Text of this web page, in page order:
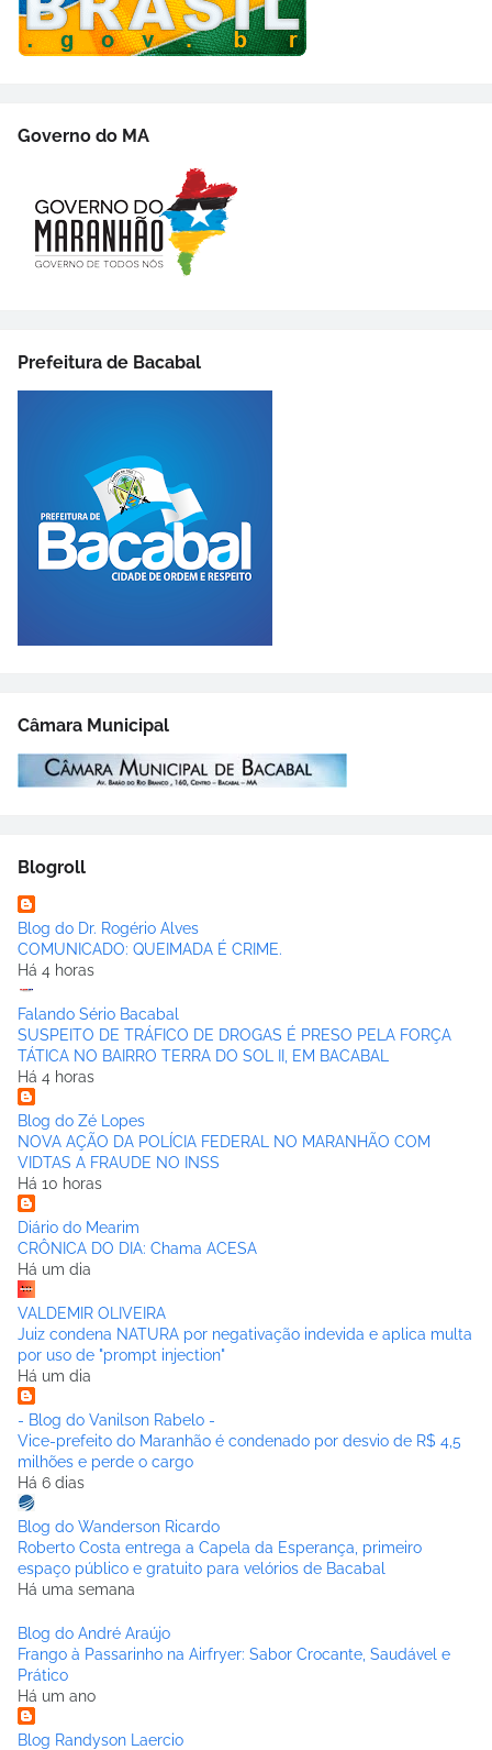
Governo do MA
Prefeitura de Bacabal
Câmara Municipal
Blogroll
Blog do Dr. Rogério Alves
COMUNICADO: QUEIMADA É CRIME.
Há 4 horas
Falando Sério Bacabal
SUSPEITO DE TRÁFICO DE DROGAS É PRESO PELA FORÇA
TÁTICA NO BAIRRO TERRA DO SOL II, EM BACABAL
Há 4 horas
Blog do Zé Lopes
NOVA AÇÃO DA POLÍCIA FEDERAL NO MARANHÃO COM
VIDTAS A FRAUDE NO INSS
Há 10 horas
Diário do Mearim
CRÔNICA DO DIA: Chama ACESA
Há um dia
VALDEMIR OLIVEIRA
Juiz condena NATURA por negativação indevida e aplica multa
por uso de "prompt injection"
Há um dia
- Blog do Vanilson Rabelo -
Vice-prefeito do Maranhão é condenado por desvio de R$ 4,5
milhões e perde o cargo
Há 6 dias
Blog do Wanderson Ricardo
Roberto Costa entrega a Capela da Esperança, primeiro
espaço público e gratuito para velórios de Bacabal
Há uma semana
Blog do André Araújo
Frango à Passarinho na Airfryer: Sabor Crocante, Saudável e
Prático
Há um ano
Blog Randyson Laercio